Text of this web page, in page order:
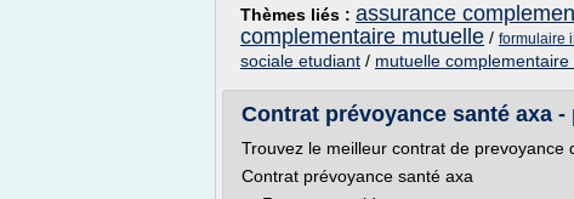
Thèmes liés : assurance
complementaire mutuelle / formulaire
sociale etudiant / mutuelle complementaire
Contrat prévoyance santé axa
Trouvez le meilleur contrat de prevoyance
Contrat prévoyance santé axa